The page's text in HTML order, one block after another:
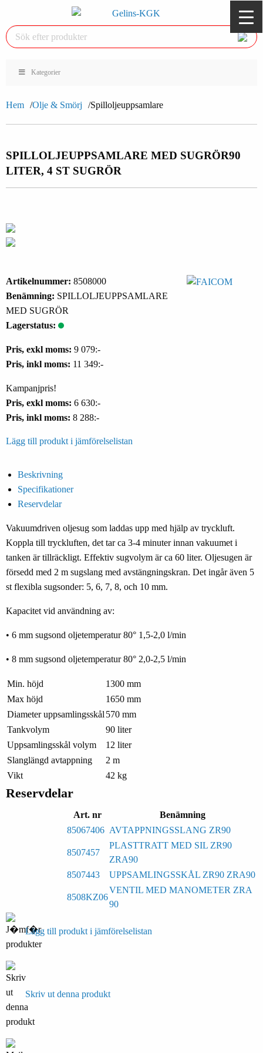
Kategorier
Hem Olje & Smörj Spilloljeuppsamlare
SPILLOLJEUPPSAMLARE MED SUGRÖR90
LITER, 4 ST SUGRÖR
Artikelnummer: 8508000
Benämning: SPILLOLJEUPPSAMLARE
MED SUGRÖR
Lagerstatus:
Pris, exkl moms: 9 079:-
Pris, inkl moms: 11 349:-
Kampanjpris!
Pris, exkl moms: 6 630:-
Pris, inkl moms: 8 288:-
Lägg till produkt i jämförelselistan
Beskrivning
Specifikationer
Reservdelar
Vakuumdriven oljesug som laddas upp med hjälp av tryckluft.
Koppla till tryckluften, det tar ca 3-4 minuter innan vakuumet i
tanken är tillräckligt. Effektiv sugvolym är ca 60 liter. Oljesugen är
försedd med 2 m sugslang med avstängningskran. Det ingår även 5
st flexibla sugsonder: 5, 6, 7, 8, och 10 mm.
Kapacitet vid användning av:
• 6 mm sugsond oljetemperatur 80° 1,5-2,0 l/min
• 8 mm sugsond oljetemperatur 80° 2,0-2,5 l/min
Min. höjd
1300 mm
Max höjd
1650 mm
Diameter uppsamlingsskål 570 mm
Tankvolym
90 liter
Uppsamlingsskål volym
12 liter
Slanglängd avtappning
2 m
Vikt
42 kg
Reservdelar
Art. nr
Benämning
85067406 AVTAPPNINGSSLANG ZR90
8507457
PLASTTRATT MED SIL ZR90
ZRA90
8507443
UPPSAMLINGSSKÅL ZR90 ZRA90
8508KZ06
VENTIL MED MANOMETER ZRA
90
Lägg till produkt i jämförelselistan
Skriv ut denna produkt